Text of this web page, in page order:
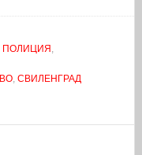
ПОЛИЦИЯ
, СВИЛЕНГРАД